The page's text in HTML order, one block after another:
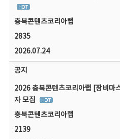
충북콘텐츠코리아랩
2835
2026.07.24
공지
2026 충북콘텐츠코리아랩 [장비마
자 모집
충북콘텐츠코리아랩
2139